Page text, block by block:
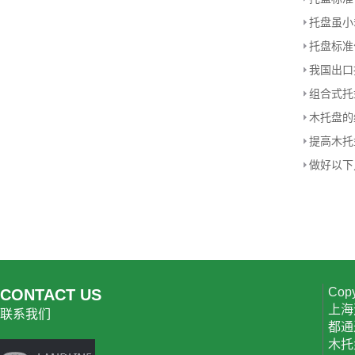
托盘虽
我国出
木托盘
提高木
CONTACT US
联系我们
上
都
木